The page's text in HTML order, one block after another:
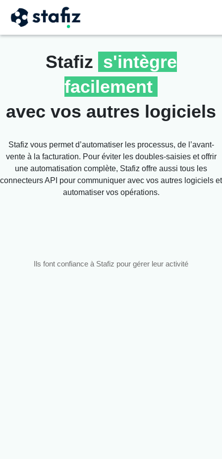
Stafiz s'intègre
facilement
avec vos autres logiciels
Stafiz vous permet d’automatiser les processus, de l’avant-
vente à la facturation. Pour éviter les doubles-saisies et offrir
une automatisation complète, Stafiz offre aussi tous les
connecteurs API pour communiquer avec vos autres logiciels et
automatiser vos opérations.
Ils font confiance à Stafiz pour gérer leur activité